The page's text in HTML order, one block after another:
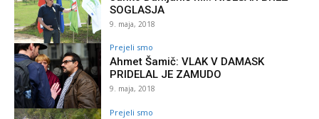
SOGLASJA
9. maja, 2018
Prejeli smo
Ahmet Šamič: VLAK V DAMASK
PRIDELAL JE ZAMUDO
9. maja, 2018
Prejeli smo